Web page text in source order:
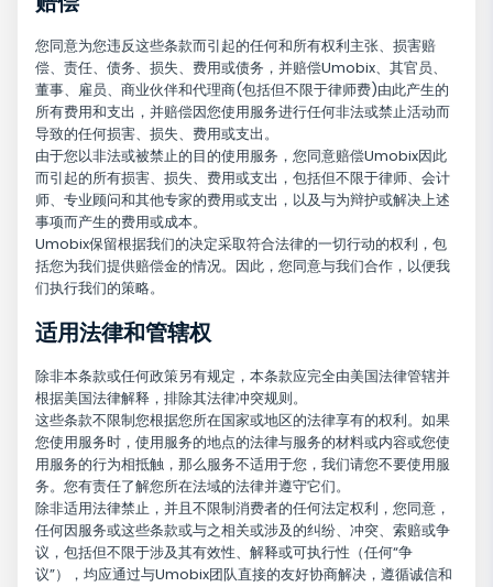
您同意为您违反这些条款而引起的任何和所有权利主张、损害赔
偿、责任、债务、损失、费用或债务，并赔偿Umobix、其官员、
董事、雇员、商业伙伴和代理商(包括但不限于律师费)由此产生的
所有费用和支出，并赔偿因您使用服务进行任何非法或禁止活动而
导致的任何损害、损失、费用或支出。
由于您以非法或被禁止的目的使用服务，您同意赔偿Umobix因此
而引起的所有损害、损失、费用或支出，包括但不限于律师、会计
师、专业顾问和其他专家的费用或支出，以及与为辩护或解决上述
事项而产生的费用或成本。
Umobix保留根据我们的决定采取符合法律的一切行动的权利，包
括您为我们提供赔偿金的情况。因此，您同意与我们合作，以便我
们执行我们的策略。
适用法律和管辖权
除非本条款或任何政策另有规定，本条款应完全由美国法律管辖并
根据美国法律解释，排除其法律冲突规则。
这些条款不限制您根据您所在国家或地区的法律享有的权利。如果
您使用服务时，使用服务的地点的法律与服务的材料或内容或您使
用服务的行为相抵触，那么服务不适用于您，我们请您不要使用服
务。您有责任了解您所在法域的法律并遵守它们。
除非适用法律禁止，并且不限制消费者的任何法定权利，您同意，
任何因服务或这些条款或与之相关或涉及的纠纷、冲突、索赔或争
议，包括但不限于涉及其有效性、解释或可执行性（任何“争
议”），均应通过与Umobix团队直接的友好协商解决，遵循诚信和